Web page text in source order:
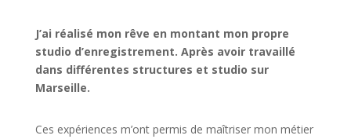
J’ai réalisé mon rêve en montant mon propre
studio d’enregistrement. Après avoir travaillé
dans différentes structures et studio sur
Marseille.
Ces expériences m’ont permis de maîtriser mon métier